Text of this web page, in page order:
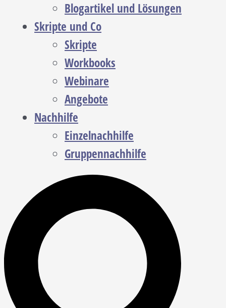
Blogartikel und Lösungen
Skripte und Co
Skripte
Workbooks
Webinare
Angebote
Nachhilfe
Einzelnachhilfe
Gruppennachhilfe